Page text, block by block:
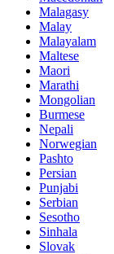
Malagasy
Malay
Malayalam
Maltese
Maori
Marathi
Mongolian
Burmese
Nepali
Norwegian
Pashto
Persian
Punjabi
Serbian
Sesotho
Sinhala
Slovak